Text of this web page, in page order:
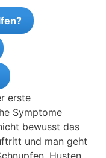
erste
Symptome
bewusst das
und man geht